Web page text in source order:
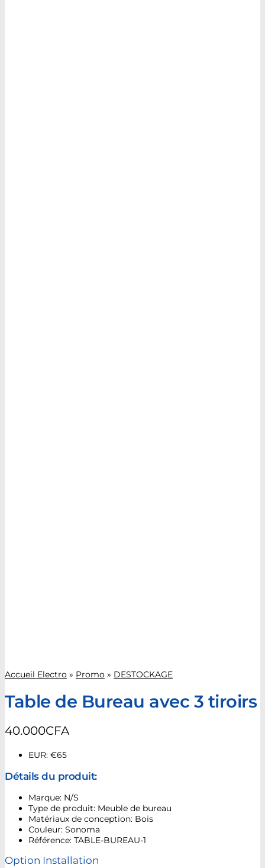
Accueil Electro » Promo » DESTOCKAGE
Table de Bureau avec 3 tiroirs
40.000CFA
EUR: €65
Détails du produit:
Marque: N/S
Type de produit: Meuble de bureau
Matériaux de conception: Bois
Couleur: Sonoma
Référence: TABLE-BUREAU-1
Option Installation